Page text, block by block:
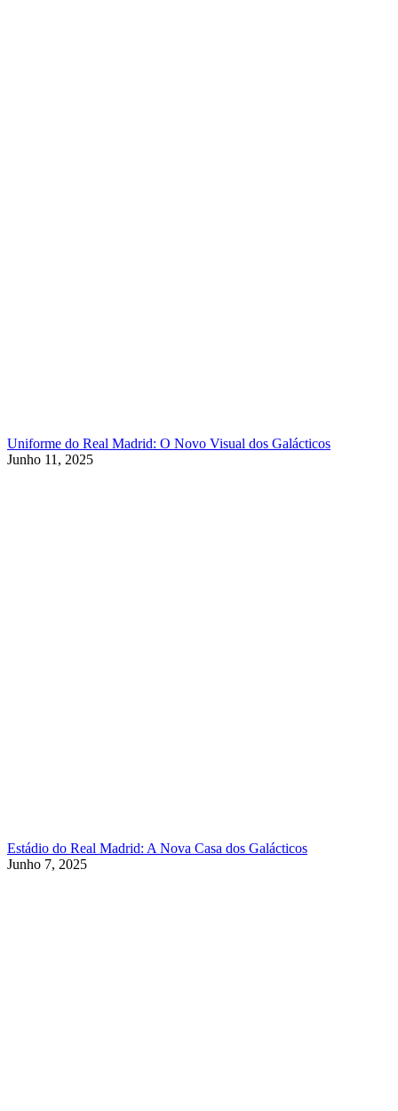
Uniforme do Real Madrid: O Novo Visual dos Galácticos
Junho 11, 2025
Estádio do Real Madrid: A Nova Casa dos Galácticos
Junho 7, 2025